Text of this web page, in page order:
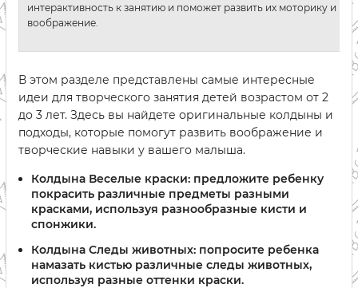
интерактивность к занятию и поможет развить их моторику и
воображение.
В этом разделе представлены самые интересные
идеи для творческого занятия детей возрастом от 2
до 3 лет. Здесь вы найдете оригинальные колдыны и
подходы, которые помогут развить воображение и
творческие навыки у вашего малыша.
Колдына Веселые краски: предложите ребенку
покрасить различные предметы разными
красками, используя разнообразные кисти и
спонжики.
Колдына Следы животных: попросите ребенка
намазать кистью различные следы животных,
используя разные оттенки краски.